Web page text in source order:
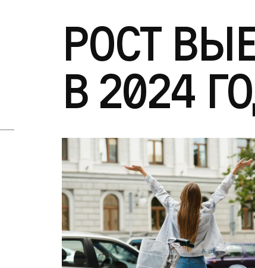
Рост
в 2024